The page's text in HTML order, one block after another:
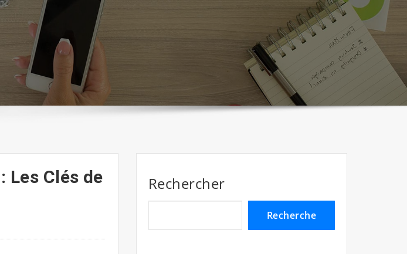
Clés de
Rechercher
Recherche